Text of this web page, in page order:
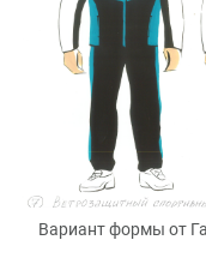
Вариант формы от